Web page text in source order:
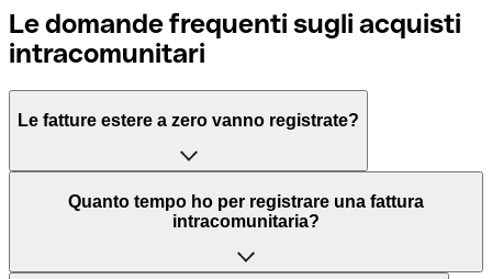
Le domande frequenti sugli acquisti
intracomunitari
Le fatture estere a zero vanno registrate?
Essendo a titolo gratuito, le operazioni con saldo a zero
non sono considerate intracomunitarie
Quanto tempo ho per registrare una fattura
intracomunitaria?